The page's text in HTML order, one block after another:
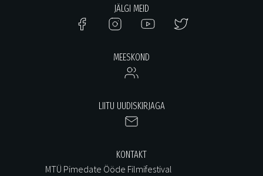
JÄLGI MEID
MEESKOND
LIITU UUDISKIRJAGA
KONTAKT
MTÜ Pimedate Ööde Filmifestival